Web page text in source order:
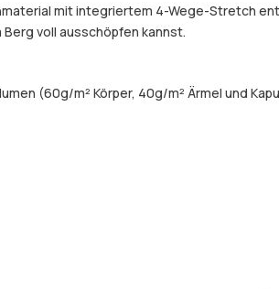
mit integriertem 4-Wege-Stretch
voll ausschöpfen kannst.
(60g/m² Körper, 40g/m² Ärmel und